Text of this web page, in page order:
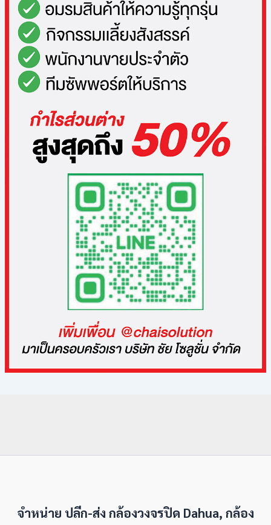
จำหน่าย ปลีก-ส่ง กล้องวงจรปิด Dahua, กล้อง